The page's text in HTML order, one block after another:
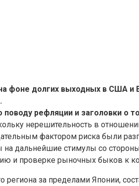
фоне долгих выходных в США и
рефляции и заголовки о
нерешительность в
фактором риска были
дальнейшие стимулы со
и проверке рыночных быков к
региона за пределами Японии,